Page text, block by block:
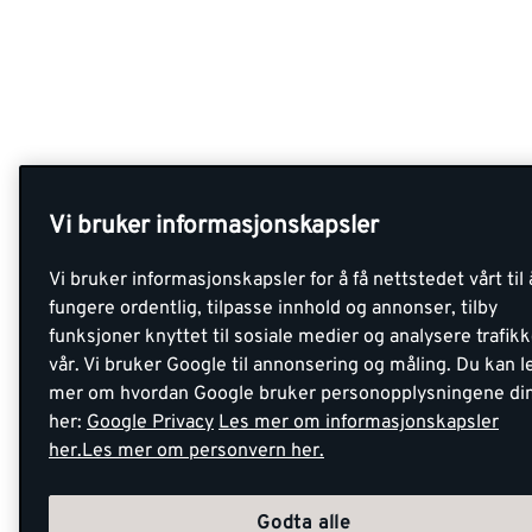
Vi bruker informasjonskapsler
Vi bruker informasjonskapsler for å få nettstedet vårt til
fungere ordentlig, tilpasse innhold og annonser, tilby
funksjoner knyttet til sosiale medier og analysere
vår. Vi bruker Google til annonsering og måling. Du kan
mer om hvordan Google bruker personopplysningene
her: Google Privacy Les mer om informasjonskapsler
her.Les mer om personvern her.
Godta alle